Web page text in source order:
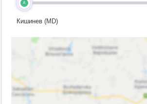
A
Кишинев (MD)